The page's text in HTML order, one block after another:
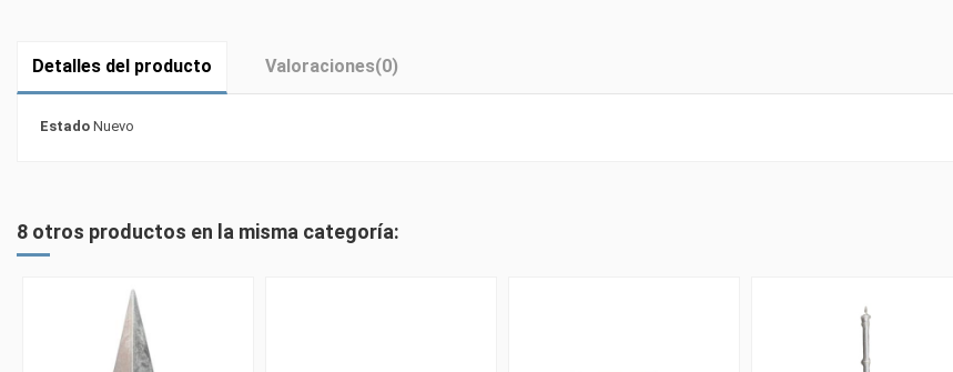
Detalles del producto Valoraciones(0)
Estado Nuevo
8 otros productos en la misma categoría: